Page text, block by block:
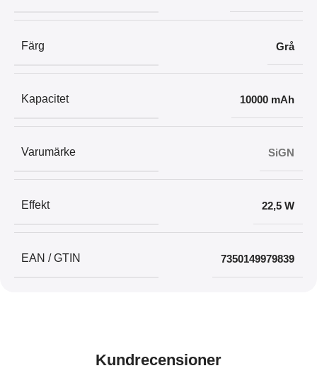
Färg Grå
Kapacitet 10000 mAh
Varumärke SiGN
Effekt 22,5 W
EAN / GTIN 7350149979839
Kundrecensioner